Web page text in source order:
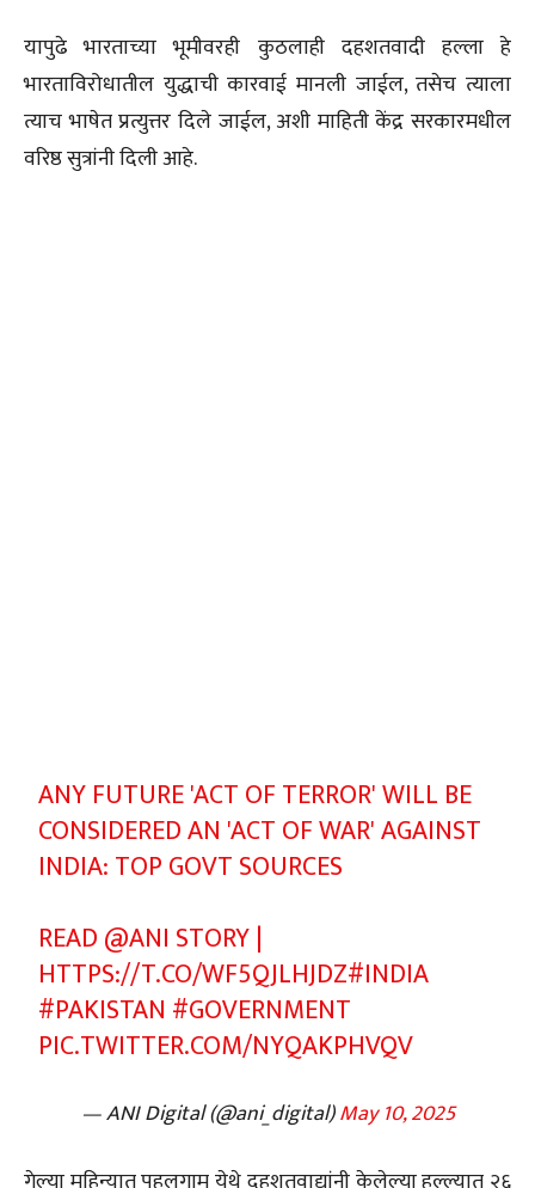
यापुढे भारताच्या भूमीवरही कुठलाही दहशतवादी हल्ला हे
भारताविरोधातील युद्धाची कारवाई मानली जाईल, तसेच त्याला
त्याच भाषेत प्रत्युत्तर दिले जाईल, अशी माहिती केंद्र सरकारमधील
वरिष्ठ सुत्रांनी दिली आहे.
ANY FUTURE 'ACT OF TERROR' WILL BE
CONSIDERED AN 'ACT OF WAR' AGAINST
INDIA: TOP GOVT SOURCES
READ@ANI STORY |
HTTPS://T.CO/WF5QJLHJDZ#INDIA
#PAKISTAN #GOVERNMENT
PIC.TWITTER.COM/NYQAKPHVQV
— ANI Digital (@ani_digital)May 10, 2025